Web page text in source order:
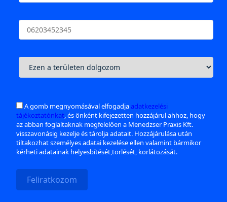
A gomb megnyomásával elfogadjaadatkezelési
tájékoztatónkat, és önként kifejezetten hozzájárul ahhoz, hogy
az abban foglaltaknak megfelelően a Menedzser Praxis Kft.
visszavonásig kezelje és tárolja adatait. Hozzájárulása után
tiltakozhat személyes adatai kezelése ellen valamint bármikor
kérheti adatainak helyesbítését,törlését, korlátozását.
Feliratkozom